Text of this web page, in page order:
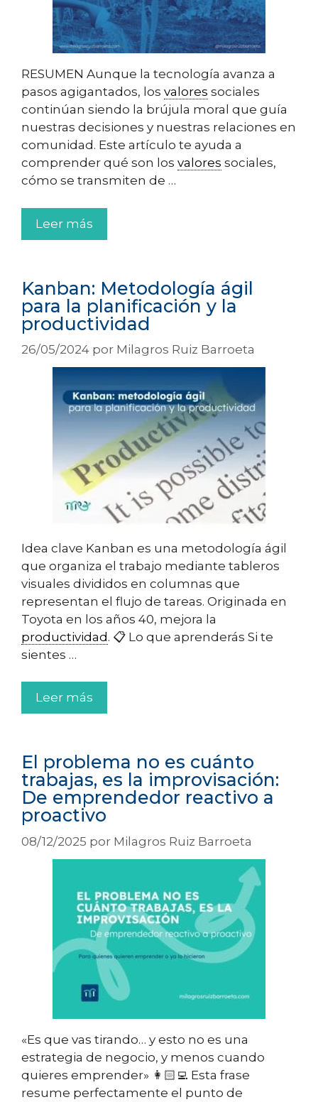
RESUMEN Aunque la tecnología avanza a
pasos agigantados, los valores sociales
continúan siendo la brújula moral que guía
nuestras decisiones y nuestras relaciones en
comunidad. Este artículo te ayuda a
comprender qué son los valores sociales,
cómo se transmiten de …
Leer más
Kanban: Metodología ágil
para la planificación y la
productividad
26/05/2024 por Milagros Ruiz Barroeta
Idea clave Kanban es una metodología ágil
que organiza el trabajo mediante tableros
visuales divididos en columnas que
representan el flujo de tareas. Originada en
Toyota en los años 40, mejora la
productividad. 📋 Lo que aprenderás Si te
sientes …
Leer más
El problema no es cuánto
trabajas, es la improvisación:
De emprendedor reactivo a
proactivo
08/12/2025 por Milagros Ruiz Barroeta
«Es que vas tirando… y esto no es una
estrategia de negocio, y menos cuando
quieres emprender» 👩🏻‍💻 Esta frase
resume perfectamente el punto de